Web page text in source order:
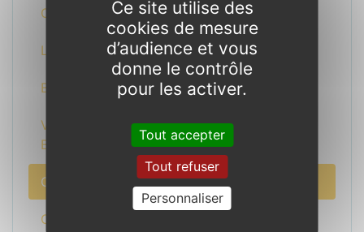
Concoret, un village au cœur de Brocéliande
Le Mystère Abgrall
Balades et Randonnées en Brocéliande
Voir des concerts, des expos, faire la fête en
Brocéliande !
Calendrier des animations et marchés
Circuits touristiques
Ce site utilise des
cookies de mesure
d’audience et vous
donne le contrôle
pour les activer.
Tout accepter
Tout refuser
Personnaliser